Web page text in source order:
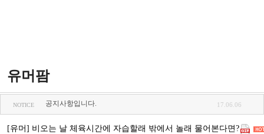
유머팜
NOTICE 공지사항입니다. 17.06.06
[유머] 비오는 날 체육시간에 자습할래 밖에서 놀래 물어본다면?